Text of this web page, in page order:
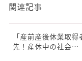
関連記事
「産前産後休業取
先！産休中の社会…